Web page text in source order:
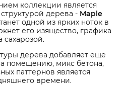
коллекции является
дерева - Maple
одной из ярких ноток в
его изящество, графика
сахарозой.
дерева добавляет еще
помещению, микс бетона,
паттернов является
времени.